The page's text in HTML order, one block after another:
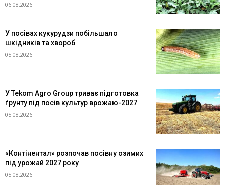
06.08.2026
У посівах кукурудзи побільшало
шкідників та хвороб
05.08.2026
У Tekom Agro Group триває підготовка
ґрунту під посів культур врожаю-2027
05.08.2026
«Контінентал» розпочав посівну озимих
під урожай 2027 року
05.08.2026